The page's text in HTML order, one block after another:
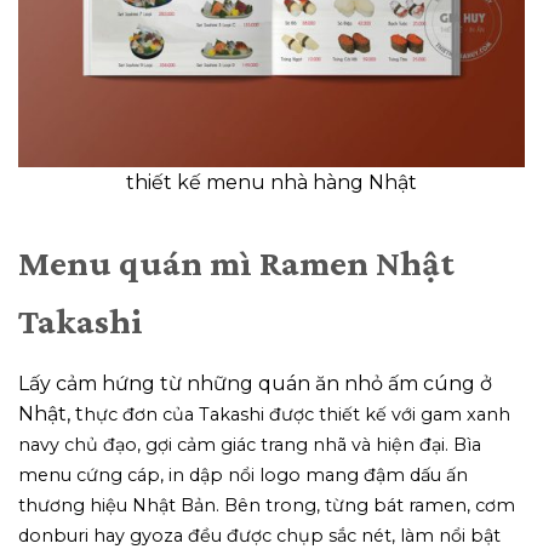
thiết kế menu nhà hàng Nhật
Menu quán mì Ramen Nhật
Takashi
Lấy cảm hứng từ những quán ăn nhỏ ấm cúng ở
Nhật, t hực đơn của Takashi được thiết kế với gam xanh
navy chủ đạo, gợi cảm giác trang nhã và hiện đại. Bìa
menu cứng cáp, in dập nổi logo mang đậm dấu ấn
thương hiệu Nhật Bản. Bên trong, từng bát ramen, cơm
donburi hay gyoza đều được chụp sắc nét, làm nổi bật